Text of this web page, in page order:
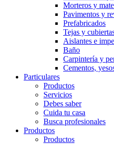
Morteros y
Pavimentos y
Prefabricados
Tejas y
Aislantes e
Baño
Carpintería y
Cementos,
Particulares
Productos
Servicios
Debes saber
Cuida tu casa
Busca profesionales
Productos
Productos